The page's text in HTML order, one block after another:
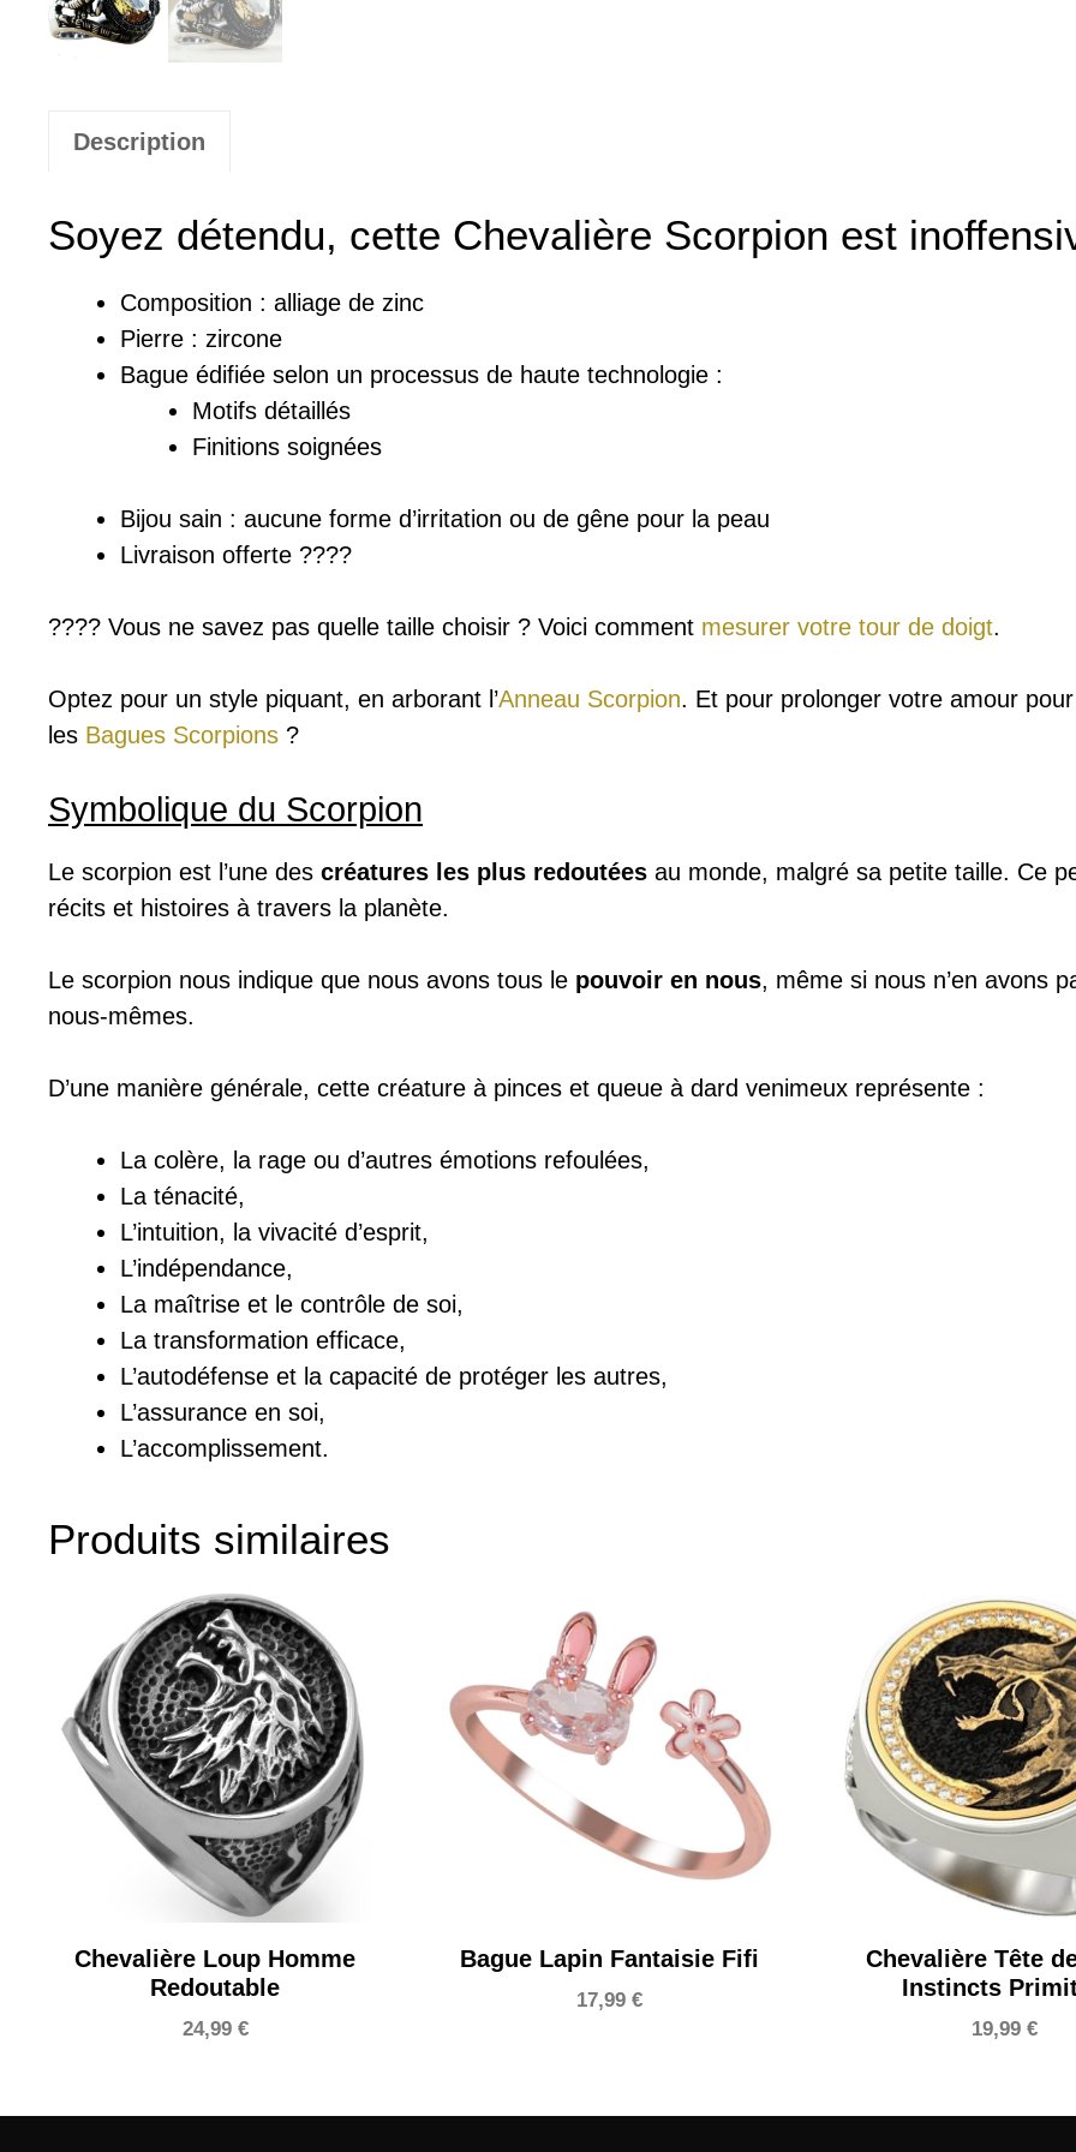
Description
Soyez détendu, cette Chevalière Scorpion est
Composition : a lliage de zinc
Pierre : zircone
Bague édifiée selon un processus de haute technologie :
Motifs détaillés
Finitions soignées
Bijou sain : aucune forme d’irritation ou de gêne pour la peau
Livraison offerte ????
???? Vous ne savez pas quelle taille choisir ? Voici comment mesurer votre tour de doigt.
Optez pour un style piquant, en arborant l’Anneau Scorpion. Et pour prolonger votre amour
les Bagues Scorpions ?
Symbolique du Scorpion
Le scorpion est l’une des créatures les plus redoutées au monde, malgré sa petite taille. Ce
récits et histoires à travers la planète.
Le scorpion nous indique que nous avons tous le pouvoir en nous, même si nous n’en avons
nous-mêmes.
D’une manière générale, cette créature à pinces et queue à dard venimeux représente :
La colère, la rage ou d’autres émotions refoulées,
La ténacité,
L’intuition, la vivacité d’esprit,
L’indépendance,
La maîtrise et le contrôle de soi,
La transformation efficace,
L’autodéfense et la capacité de protéger les autres,
L’assurance en soi,
L’accomplissement.
Produits similaires
Chevalière Loup Homme
Redoutable
24,99 €
Bague Lapin Fantaisie Fifi
17,99€
Chevalière Tête
Instincts
19,99 €